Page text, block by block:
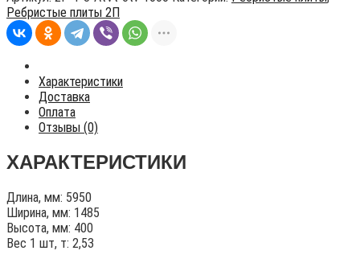
Ребристые плиты 2П
Характеристики
Доставка
Оплата
Отзывы (0)
ХАРАКТЕРИСТИКИ
Длина, мм: 5950
Ширина, мм: 1485
Высота, мм: 400
Вес 1 шт, т: 2,53